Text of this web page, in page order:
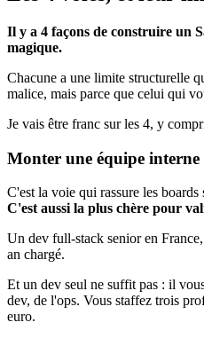
Il y a 4 façons de construire un
magique.
Chacune a une limite structurelle
malice, mais parce que celui qui
Je vais être franc sur les 4, y
Monter une équipe interne
C'est la voie qui rassure les
C'est aussi la plus chère pour
Un dev full-stack senior en
an chargé.
Et un dev seul ne suffit pas : il
dev, de l'ops. Vous staffez trois
euro.